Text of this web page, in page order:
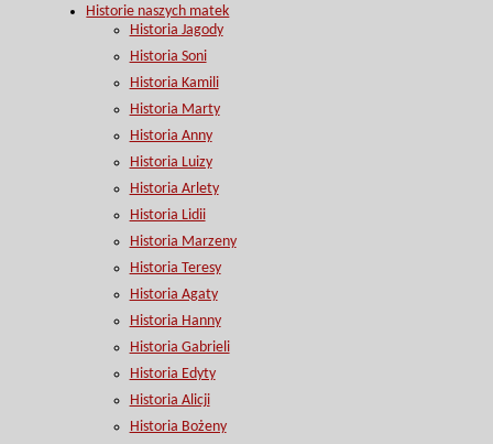
Historie naszych matek
Historia Jagody
Historia Soni
Historia Kamili
Historia Marty
Historia Anny
Historia Luizy
Historia Arlety
Historia Lidii
Historia Marzeny
Historia Teresy
Historia Agaty
Historia Hanny
Historia Gabrieli
Historia Edyty
Historia Alicji
Historia Bożeny